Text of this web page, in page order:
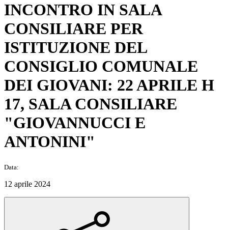
INCONTRO IN SALA
CONSILIARE PER
ISTITUZIONE DEL
CONSIGLIO COMUNALE
DEI GIOVANI: 22 APRILE H
17, SALA CONSILIARE
"GIOVANNUCCI E
ANTONINI"
Data:
12 aprile 2024